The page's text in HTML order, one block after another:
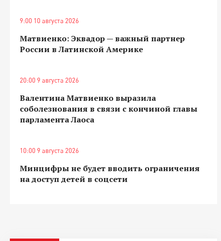
9:00 10 августа 2026
Матвиенко: Эквадор — важный партнер
России в Латинской Америке
20:00 9 августа 2026
Валентина Матвиенко выразила
соболезнования в связи с кончиной главы
парламента Лаоса
10:00 9 августа 2026
Минцифры не будет вводить ограничения
на доступ детей в соцсети